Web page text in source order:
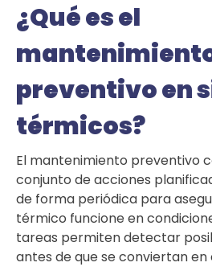
¿Qué es el
preventivo en
térmicos?
El mantenimiento preventivo
conjunto de acciones
de forma periódica para
térmico funcione en
tareas permiten detectar
antes de que se conviertan en